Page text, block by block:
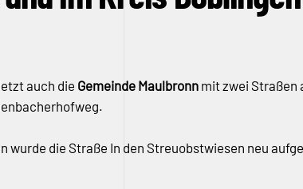
auch die Gemeinde Maulbronn mit zwei Straßen
die Straße In den Streuobstwiesen neu